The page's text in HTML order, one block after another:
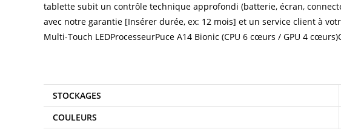
tablette subit un contrôle technique approfondi (batterie, écran,
avec notre garantie [Insérer durée, ex: 12 mois] et un service client à
Multi-Touch LEDProcesseurPuce A14 Bionic (CPU 6 cœurs / GPU 4
STOCKAGES
COULEURS